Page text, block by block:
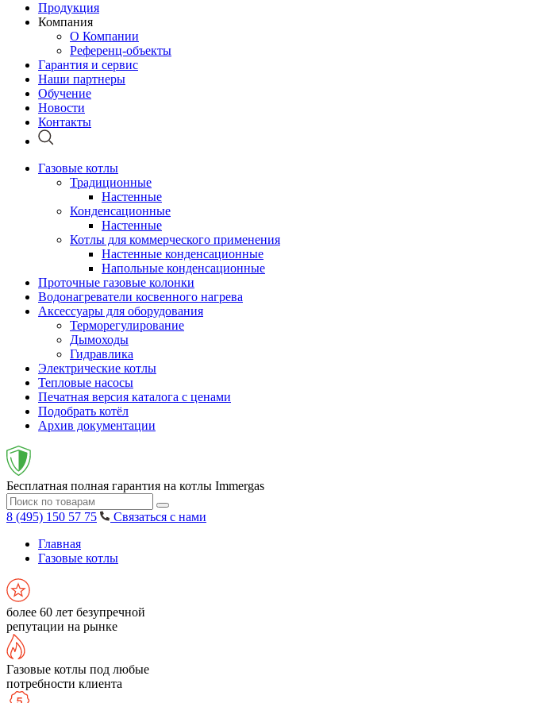
Продукция
Компания
О Компании
Референц-объекты
Гарантия и сервис
Наши партнеры
Обучение
Новости
Контакты
Газовые котлы
Традиционные
Настенные
Конденсационные
Настенные
Котлы для коммерческого применения
Настенные конденсационные
Напольные конденсационные
Проточные газовые колонки
Водонагреватели косвенного нагрева
Аксессуары для оборудования
Терморегулирование
Дымоходы
Гидравлика
Электрические котлы
Тепловые насосы
Печатная версия каталога с ценами
Подобрать котёл
Архив документации
Бесплатная полная гарантия на котлы Immergas
8 (495) 150 57 75
Связаться с нами
Главная
Газовые котлы
более 60 лет безупречной
репутации на рынке
Газовые котлы под любые
потребности клиента